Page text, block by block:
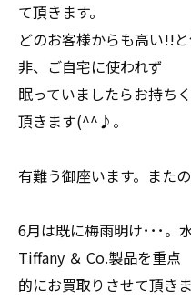
て頂きます。
どのお客様からも高い!!
非、ご自宅に使われず
眠っていましたらお持ち
頂きます(^^♪。
有難う御座います。また
6月は既に梅雨明け･･･。
Tiffany ＆ Co.製品を重点
的にお買取りさせて頂き